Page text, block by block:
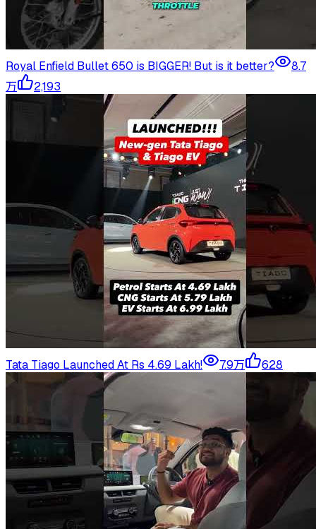
Royal Enfield Bullet 650 is BIGGER! But is it better?
8.7
万
2,193
Tata Tiago Launched At Rs 4.69 Lakh! 7.9万 628